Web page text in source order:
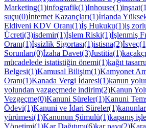
Marketing(1)infografik(1)Inhouse(1)
suçu(0)İnternet Kazançları(1)İrlanda
Eldiveni KDV Oranı(1)İş Hukuku(1)iş
Ücreti(3)isdemir(1)İşlem Riski(1)İşlenmiş
Oranı(1)İşsizlik Sigortası(1)istisna(2)
Sorunları(0)İzaha Davet(3)Justitia(1)
mücadelede istatistiğin önemi(1)kağıt
Belgesi(1)Kamusal Bilişim(1)Kamyonet
Oranı(1)Kanada Vergi İdaresi(1)kanun
yolundan vazgeçmede indirim(2)Kanun
Vezgeçme(0)Kanuni Süreler(1)Kanuni
Ödevi(1)Kanuni ve İdari Süreler(1)
yürümesi(1)Kanunun Şümulü(1)kapanış
Yönetimi(1)Kar Dağıtımı(6)kar payı(2)Kara